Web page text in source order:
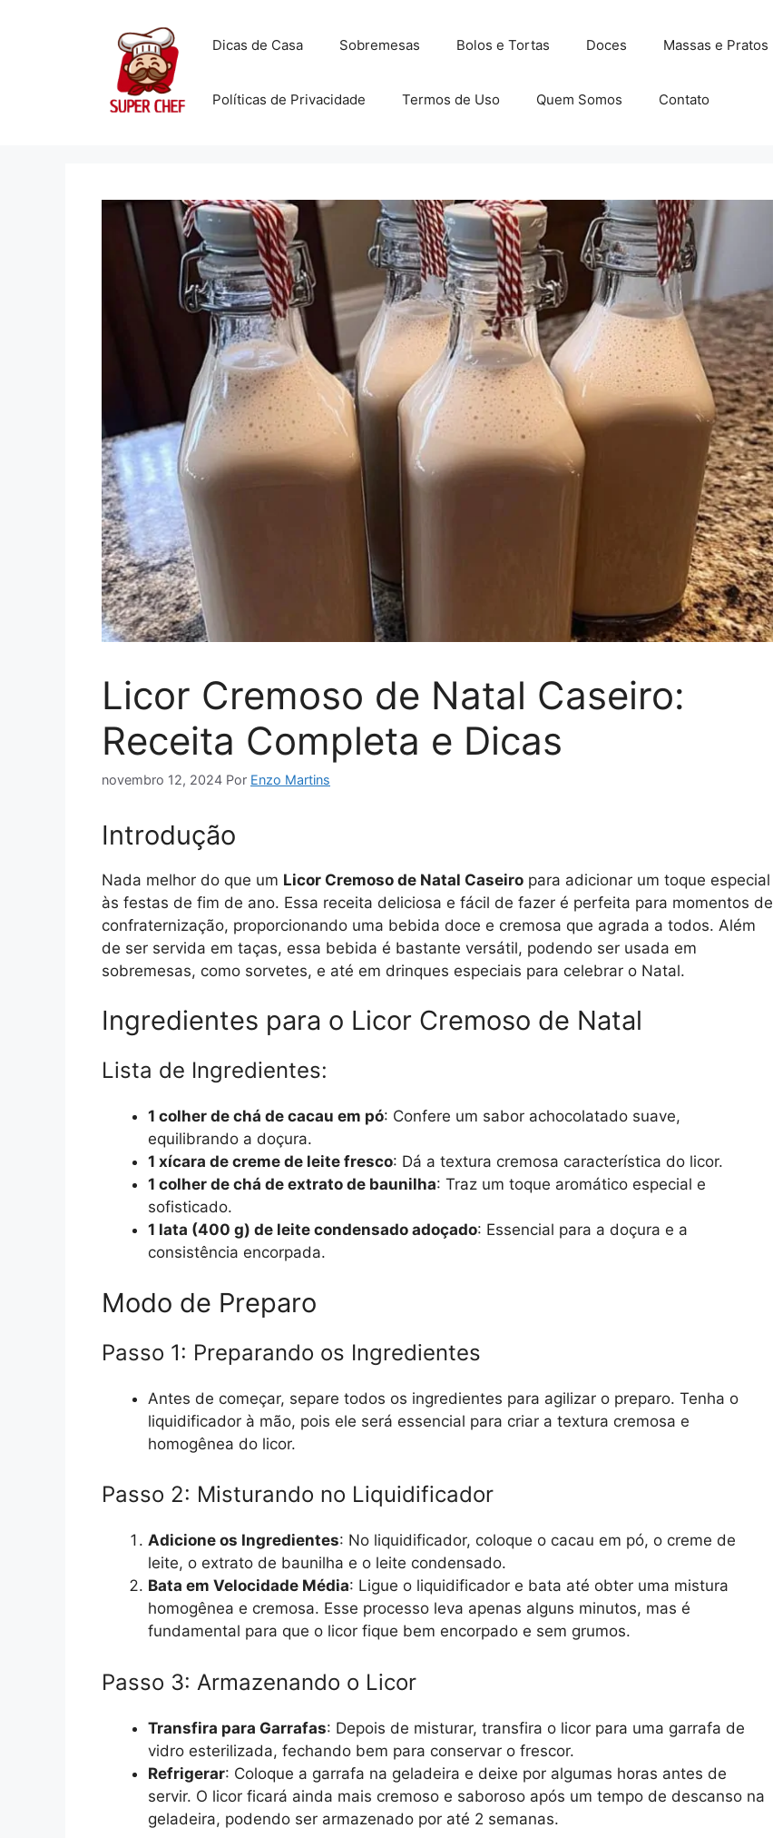
Dicas de Casa Sobremesas Bolos e Tortas Doces Massas e Pratos
Políticas de Privacidade Termos de Uso Quem Somos Contato
Licor Cremoso de Natal Caseiro:
Receita Completa e Dicas
novembro 12, 2024 Por Enzo Martins
Introdução
Nada melhor do que um Licor Cremoso de Natal Caseiro para adicionar um toque especial
às festas de fim de ano. Essa receita deliciosa e fácil de fazer é perfeita para momentos de
confraternização, proporcionando uma bebida doce e cremosa que agrada a todos. Além
de ser servida em taças, essa bebida é bastante versátil, podendo ser usada em
sobremesas, como sorvetes, e até em drinques especiais para celebrar o Natal.
Ingredientes para o Licor Cremoso de Natal
Lista de Ingredientes:
1 colher de chá de cacau em pó: Confere um sabor achocolatado suave,
equilibrando a doçura.
1 xícara de creme de leite fresco: Dá a textura cremosa característica do licor.
1 colher de chá de extrato de baunilha: Traz um toque aromático especial e
sofisticado.
1 lata (400 g) de leite condensado adoçado: Essencial para a doçura e a
consistência encorpada.
Modo de Preparo
Passo 1: Preparando os Ingredientes
Antes de começar, separe todos os ingredientes para agilizar o preparo. Tenha o
liquidificador à mão, pois ele será essencial para criar a textura cremosa e
homogênea do licor.
Passo 2: Misturando no Liquidificador
Adicione os Ingredientes: No liquidificador, coloque o cacau em pó, o creme de
leite, o extrato de baunilha e o leite condensado.
Bata em Velocidade Média: Ligue o liquidificador e bata até obter uma mistura
homogênea e cremosa. Esse processo leva apenas alguns minutos, mas é
fundamental para que o licor fique bem encorpado e sem grumos.
Passo 3: Armazenando o Licor
Transfira para Garrafas: Depois de misturar, transfira o licor para uma garrafa de
vidro esterilizada, fechando bem para conservar o frescor.
Refrigerar: Coloque a garrafa na geladeira e deixe por algumas horas antes de
servir. O licor ficará ainda mais cremoso e saboroso após um tempo de descanso na
geladeira, podendo ser armazenado por até 2 semanas.